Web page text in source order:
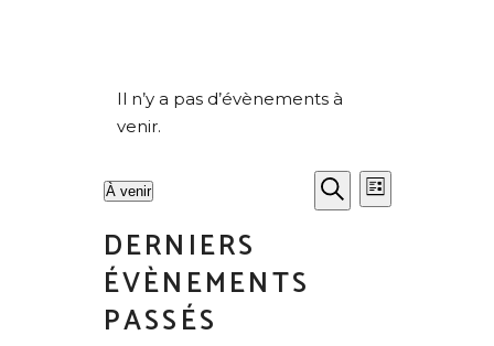
Il n’y a pas d’évènements à
venir.
R
ERecherche
N
A
Liste
À venir
une
date.
DERNIERS
ÉVÈNEMENTS
PASSÉS